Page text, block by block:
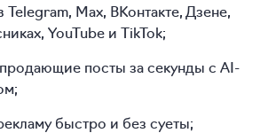
Telegram, Max, ВКонтакте, Дзене,
YouTube и TikTok;
посты за секунды с AI-
быстро и без суеты;